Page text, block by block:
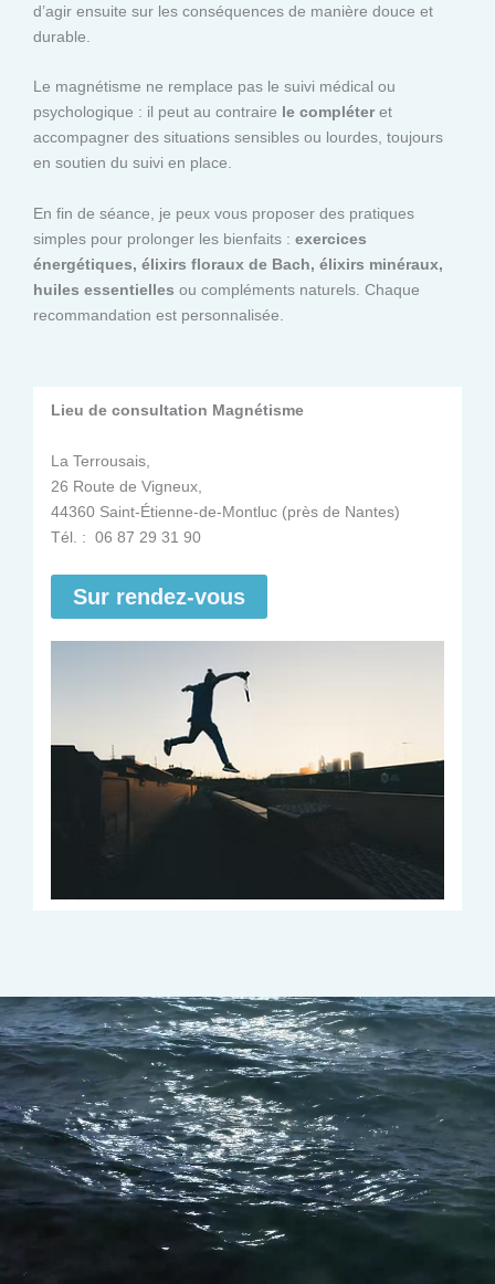
d’agir ensuite sur les conséquences de manière douce et
durable.
Le magnétisme ne remplace pas le suivi médical ou
psychologique : il peut au contraire le compléteret
accompagner des situations sensibles ou lourdes, toujours
en soutien du suivi en place.
En fin de séance, je peux vous proposer des pratiques
simples pour prolonger les bienfaits : exercices
énergétiques, élixirs floraux de Bach, élixirs minéraux,
huiles essentielles ou compléments naturels. Chaque
recommandation est personnalisée.
Lieu de consultation Magnétisme
La Terrousais,
26 Route de Vigneux,
44360 Saint-Étienne-de-Montluc (près de Nantes)
Tél. : 06 87 29 31 90
Sur rendez-vous